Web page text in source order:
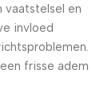
vaatstelsel en
invloed
frisse adem